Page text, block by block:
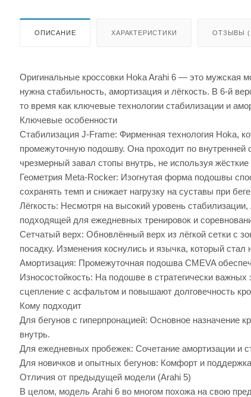
ОПИСАНИЕ ХАРАКТЕРИСТИКИ ОТЗЫВЫ
Оригинальные кроссовки Hoka Arahi 6 — это мужская
нужна стабильность, амортизация и лёгкость. В 6-й
то время как ключевые технологии стабилизации и
Ключевые особенности
Стабилизация J-Frame: Фирменная технология Hoka,
промежуточную подошву. Она проходит по
чрезмерный завал стопы внутрь, не используя
Геометрия Meta-Rocker: Изогнутая форма подошвы
сохранять темп и снижает нагрузку на суставы при
Лёгкость: Несмотря на высокий уровень
подходящей для ежедневных тренировок и
Сетчатый верх: Обновлённый верх из лёгкой сетки с
посадку. Изменения коснулись и язычка, который стал
Амортизация: Промежуточная подошва CMEVA
Износостойкость: На подошве в стратегически
сцепление с асфальтом и повышают долговечность
Кому подходит
Для бегунов с гиперпронацией: Основное назначение
внутрь.
Для ежедневных пробежек: Сочетание амортизации и
Для новичков и опытных бегунов: Комфорт и
Отличия от предыдущей модели (Arahi 5)
В целом, модель Arahi 6 во многом похожа на свою